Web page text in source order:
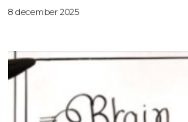
8 december 2025